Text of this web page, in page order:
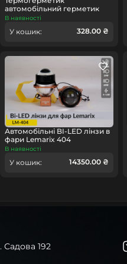
автомобільний герметик
для фар Orgavyl Оргавіл
В наявності
У кошик: 328.00 ₴
Автомобільні BI-LED лінзи в
фари Lemarix 404
В наявності
У кошик: 14350.00 ₴
Садова 192